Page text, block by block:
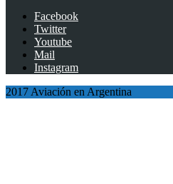
Facebook
Twitter
Youtube
Mail
Instagram
2017 Aviación en Argentina